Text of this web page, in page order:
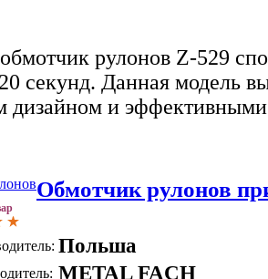
рулонов Z-529
секунд. Данная модель
дизайном и
Обмотчик рулонов
Польша
METAL FACH